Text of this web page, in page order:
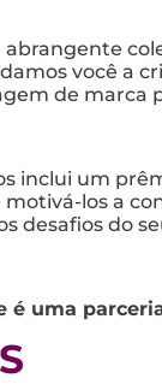
abrangente
você a
de marca
inclui um
los a
desafios do
é uma